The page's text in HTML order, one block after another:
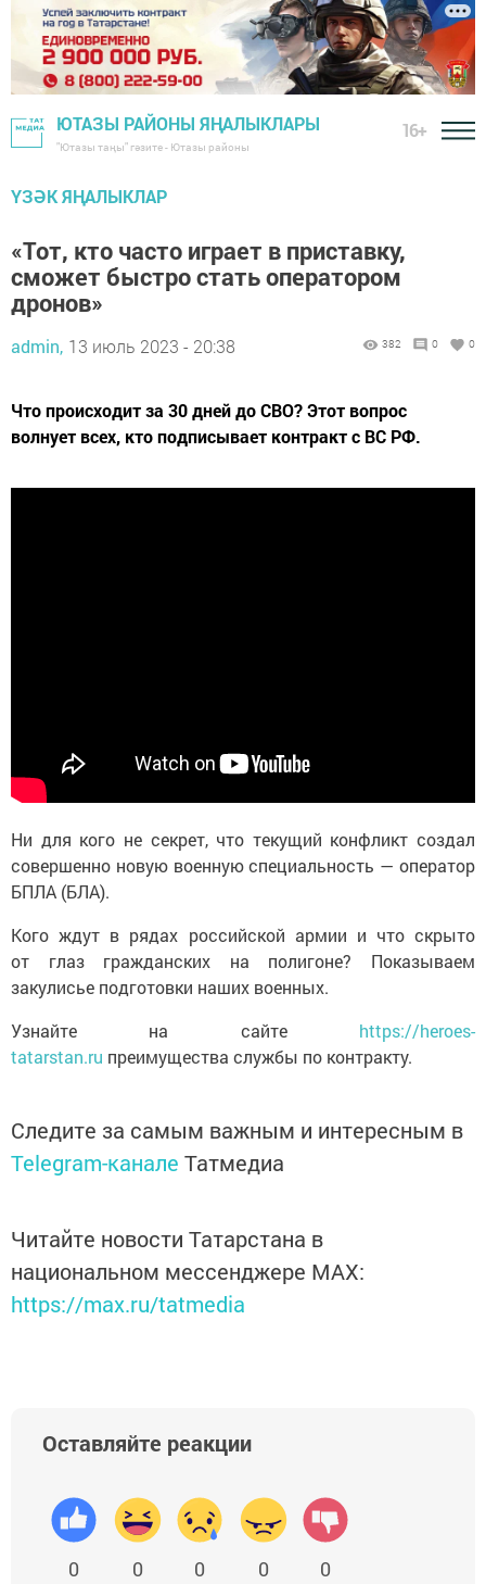
ЮТАЗЫ РАЙОНЫ ЯҢАЛЫКЛАРЫ
"Ютазы таңы" гәзите - Ютазы районы
16+
ҮЗӘК ЯҢАЛЫКЛАР
«Тот, кто часто играет в приставку,
сможет быстро стать оператором
дронов»
admin, 13 июль 2023 - 20:38 382 0 0
Что происходит за 30 дней до СВО? Этот вопрос
волнует всех, кто подписывает контракт с ВС РФ.
Ни для кого не секрет, что текущий конфликт создал
совершенно новую военную специальность — оператор
БПЛА (БЛА).
Кого ждут в рядах российской армии и что скрыто
от глаз гражданских на полигоне? Показываем
закулисье подготовки наших военных.
Узнайте на сайте https://heroes-
tatarstan.ru преимущества службы по контракту.
Следите за самым важным и интересным в
Telegram-канале Татмедиа
Читайте новости Татарстана в
национальном мессенджере MАХ:
https://max.ru/tatmedia
Оставляйте реакции
0 0 0 0 0